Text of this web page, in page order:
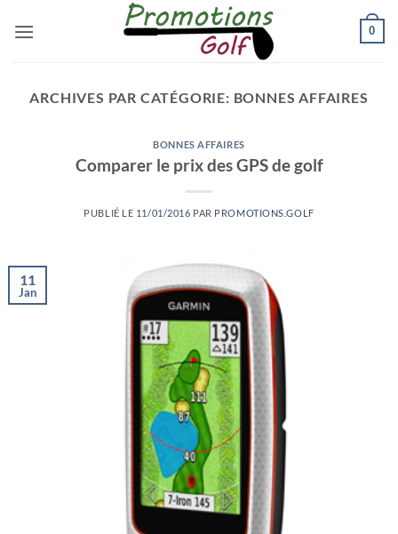
0
ARCHIVES PAR CATÉGORIE: BONNES AFFAIRES
BONNES AFFAIRES
Comparer le prix des GPS de golf
PUBLIÉ LE 11/01/2016 PAR PROMOTIONS.GOLF
11
Jan